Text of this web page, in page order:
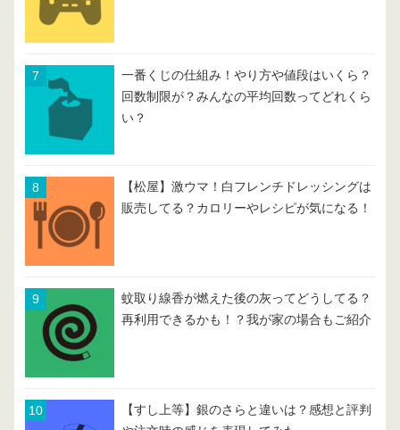
一番くじの仕組み！やり方や値段はいくら？
回数制限が？みんなの平均回数ってどれくら
い？
【松屋】激ウマ！白フレンチドレッシングは
販売してる？カロリーやレシピが気になる！
蚊取り線香が燃えた後の灰ってどうしてる？
再利用できるかも！？我が家の場合もご紹介
【すし上等】銀のさらと違いは？感想と評判